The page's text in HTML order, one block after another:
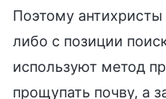
Поэтому
либо с позиции
используют метод
прощупать почву, а